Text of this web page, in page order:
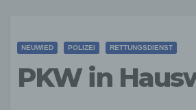
NEUWIED POLIZEI RETTUNGSDIENST
PKW in